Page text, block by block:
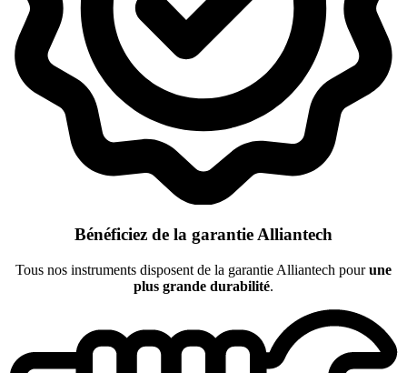
Bénéficiez de la garantie Alliantech
Tous nos instruments disposent de la garantie Alliantech pourune
plus grande durabilité.